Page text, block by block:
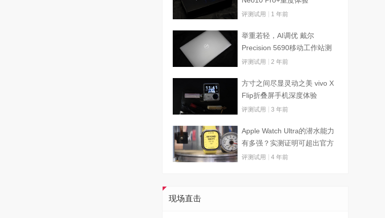
评测试用 1 年前
举重若轻，AI调优 戴尔
Precision 5690移动工作站测
试
评测试用 2 年前
方寸之间尽显灵动之美 vivo X
Flip折叠屏手机深度体验
评测试用 3 年前
Apple Watch Ultra的潜水能力
有多强？实测证明可超出官方
标称值
评测试用 4 年前
现场直击